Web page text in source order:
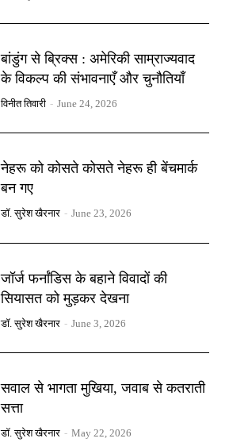
बांडुंग से ब्रिक्स : अमेरिकी साम्राज्यवाद
के विकल्प की संभावनाएँ और चुनौतियाँ
विनीत तिवारी - June 24, 2026
नेहरू को कोसते कोसते नेहरू ही बेंचमार्क
बन गए
डॉ. सुरेश खैरनार - June 23, 2026
जॉर्ज फर्नांडिस के बहाने विवादों की
सियासत को मुड़कर देखना
डॉ. सुरेश खैरनार - June 3, 2026
सवाल से भागता मुखिया, जवाब से कतराती
सत्ता
डॉ. सुरेश खैरनार - May 22, 2026